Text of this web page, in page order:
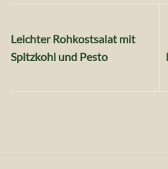
Leichter Rohkostsalat mit
Spitzkohl und Pesto